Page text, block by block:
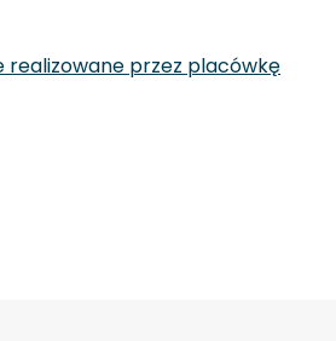
zabiegówprzez placówkę